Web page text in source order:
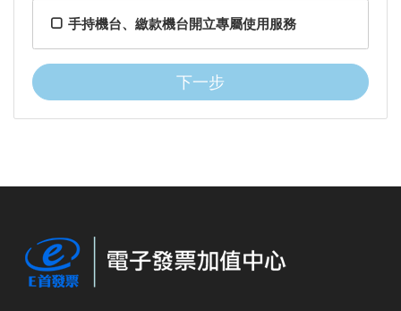
手持機台、繳款機台開立專屬使用服務
下一步